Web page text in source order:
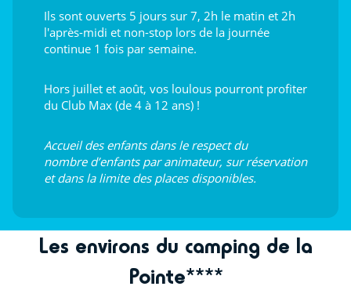
Ils sont ouverts 5 jours sur 7, 2h le matin et 2h
l'après-midi et non-stop lors de la journée
continue 1 fois par semaine.
Hors juillet et août, vos loulous pourront profiter
du Club Max (de 4 à 12 ans) !
Accueil des enfants dans le respect du
nombre d’enfants par animateur, sur réservation
et dans la limite des places disponibles.
Les environs du camping de la
Pointe****